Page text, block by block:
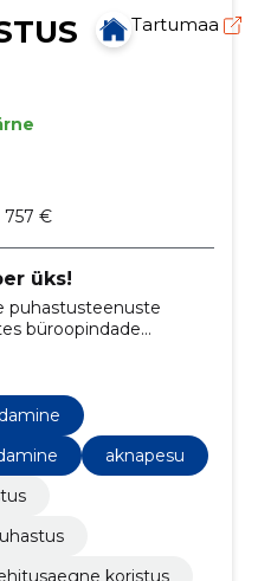
Tartumaa
757 €
üks!
puhastusteenuste
büroopindade
ehitusjärgset
aknapesu
koristus